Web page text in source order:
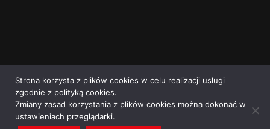
Strona korzysta z plików cookies w celu realizacji usługi
zgodnie z polityką cookies.
Zmiany zasad korzystania z plików cookies można dokonać w
ustawieniach przeglądarki.